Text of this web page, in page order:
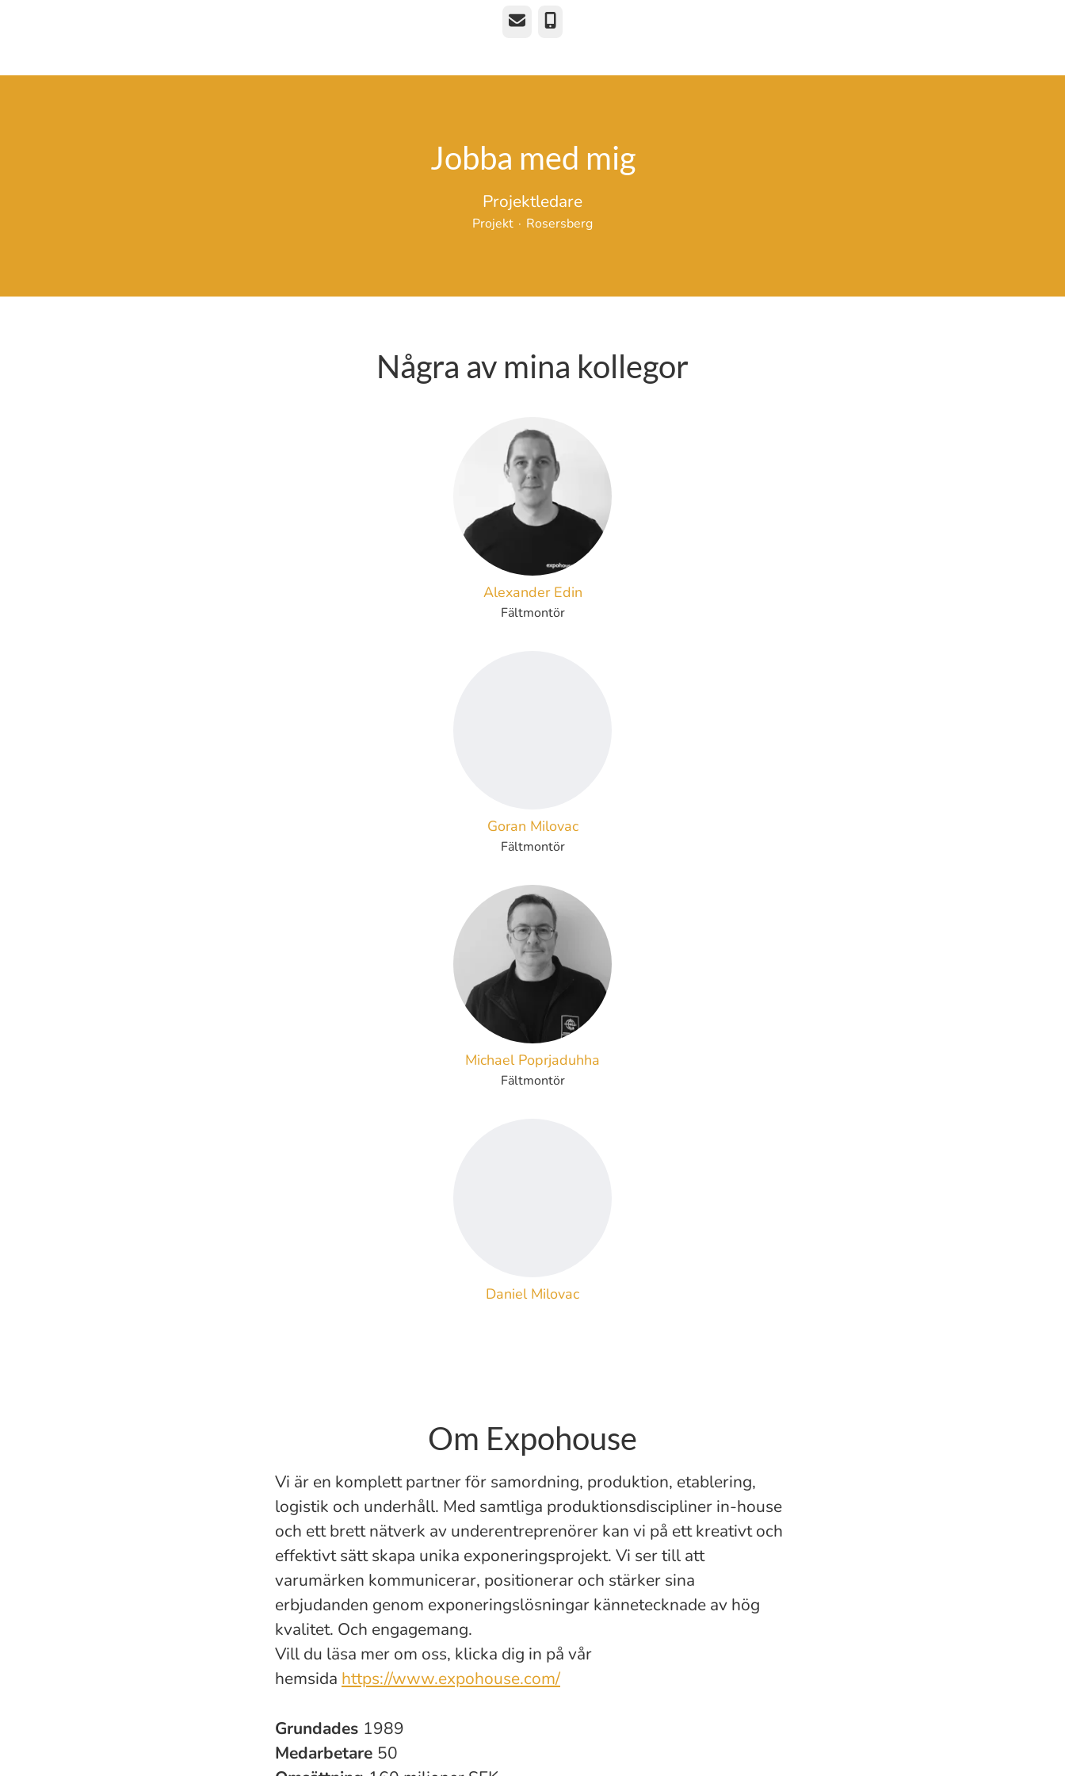
E-post Telefon
Jobba med mig
Projektledare
Projekt · Rosersberg
Några av mina kollegor
Alexander Edin
Fältmontör
Goran Milovac
Fältmontör
Michael Poprjaduhha
Fältmontör
Daniel Milovac
Om Expohouse
Vi är en komplett partner för samordning, produktion, etablering,
logistik och underhåll. Med samtliga produktionsdiscipliner in-house
och ett brett nätverk av underentreprenörer kan vi på ett kreativt och
effektivt sätt skapa unika exponeringsprojekt. Vi ser till att
varumärken kommunicerar, positionerar och stärker sina
erbjudanden genom exponeringslösningar kännetecknade av hög
kvalitet. Och engagemang.
Vill du läsa mer om oss, klicka dig in på vår
hemsida https://www.expohouse.com/
Grundades 1989
Medarbetare 50